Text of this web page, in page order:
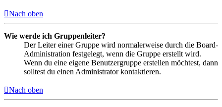
Nach oben
Wie werde ich Gruppenleiter?
Der Leiter einer Gruppe wird normalerweise durch die Board-
Administration festgelegt, wenn die Gruppe erstellt wird.
Wenn du eine eigene Benutzergruppe erstellen möchtest, dann
solltest du einen Administrator kontaktieren.
Nach oben